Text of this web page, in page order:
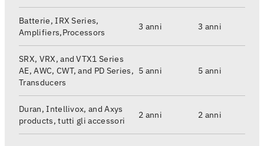
Batterie, IRX Series,
Amplifiers,Processors
3 anni 3 anni
SRX, VRX, and VTX1 Series
AE, AWC, CWT, and PD Series,
Transducers
5 anni 5 anni
Duran, Intellivox, and Axys
products, tutti gli accessori
2 anni 2 anni